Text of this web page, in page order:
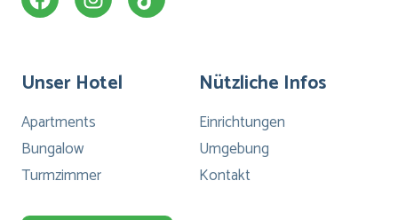
Unser Hotel
Apartments
Bungalow
Turmzimmer
Nützliche Infos
Einrichtungen
Umgebung
Kontakt